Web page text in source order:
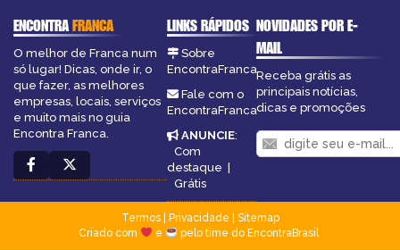
ENCONTRAFRANCA
O melhor de Franca num
só lugar! Dicas, onde ir, o
que fazer, as melhores
empresas, locais, serviços
e muito mais no guia
Encontra Franca.
LINKS RÁPIDOS
Sobre
EncontraFranca
Fale com o
EncontraFranca
ANUNCIE:
Com
destaque |
Grátis
NOVIDADES POR E-
MAIL
Receba grátis as
principais notícias,
dicas e promoções
Termos| Privacidade
Sitemap
Criado com
e pelo time do EncontraBrasil